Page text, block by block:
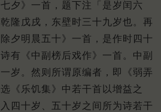
夕》一首，题下注「是岁闰六
隆戊戌，东壁时三十九岁也。再
夕明晨五十》一首，是作时四十
有《中副榜后戏作》一首。中副
岁。然则所谓原编者，即《弱弄
《乐饥集》中若干首以增益之
四十岁、五十岁之间所为诗若干